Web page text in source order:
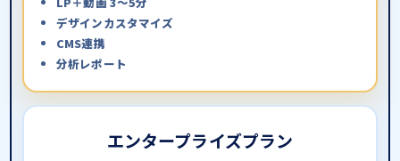
デザインカスタマイズ
CMS連携
分析レポート
エンタープライズプラン